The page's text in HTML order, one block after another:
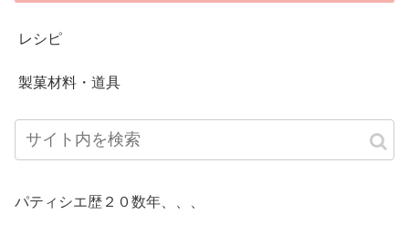
レシピ
製菓材料・道具
パティシエ歴２０数年、、、